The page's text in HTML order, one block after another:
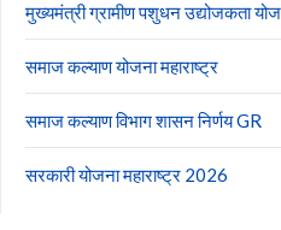
मुख्यमंत्री ग्रामीण पशुधन उद्योजकता
समाज कल्याण योजना महाराष्ट्र
समाज कल्याण विभाग शासन निर्णय GR
सरकारी योजना महाराष्ट्र 2026